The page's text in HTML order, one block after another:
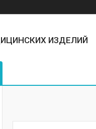
ИЗДЕЛИЙ